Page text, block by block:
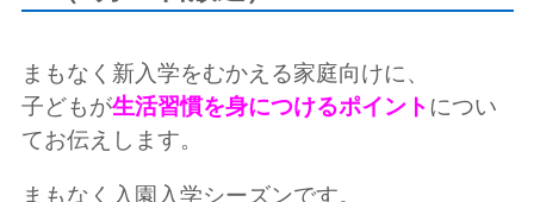
まもなく新入学をむかえる家庭向けに、
子どもが生活習慣を身につけるポイント につい
てお伝えします。
まもなく入園入学シーズンです。